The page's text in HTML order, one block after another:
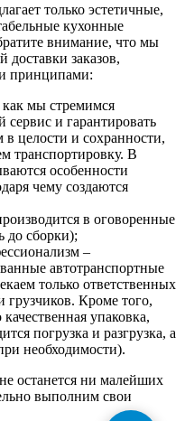
только эстетичные,
кухонные
внимание, что мы
доставки заказов,
принципами:
как мы стремимся
сервис и гарантировать
в целости и сохранности,
транспортировку. В
особенности
чему создаются
в оговоренные
до сборки);
–
автотранспортные
только ответственных
грузчиков. Кроме того,
упаковка,
погрузка и разгрузка, а
необходимости).
останется ни малейших
выполним свои